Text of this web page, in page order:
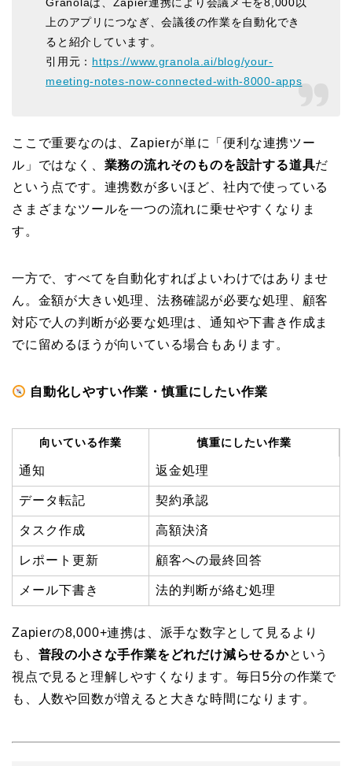
上のアプリにつなぎ、会議後の作業を自動化でき
ると紹介しています。
引用元： https://www.granola.ai/blog/your-
meeting-notes-now-connected-with-8000-apps
ここで重要なのは、Zapierが単に「便利な連携ツー
ル」ではなく、 業務の流れそのものを設計する道具だ
という点です。連携数が多いほど、社内で使っている
さまざまなツールを一つの流れに乗せやすくなりま
す。
一方で、すべてを自動化すればよいわけではありませ
ん。金額が大きい処理、法務確認が必要な処理、顧客
対応で人の判断が必要な処理は、通知や下書き作成ま
でに留めるほうが向いている場合もあります。
自動化しやすい作業・慎重にしたい作業
向いている作業 慎重にしたい作業
通知 返金処理
データ転記 契約承認
タスク作成 高額決済
レポート更新 顧客への最終回答
メール下書き 法的判断が絡む処理
Zapierの8,000+連携は、派手な数字として見るより
も、 普段の小さな手作業をどれだけ減らせるかという
視点で見ると理解しやすくなります。毎日5分の作業で
も、人数や回数が増えると大きな時間になります。